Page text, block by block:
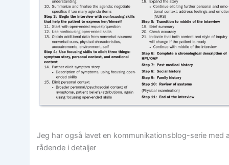
Jeg har også lavet en kommunikationsblog-serie med
rådende i detaljer